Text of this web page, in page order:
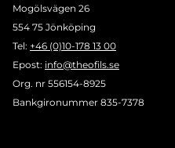
Mogölsvägen 26
554 75 Jönköping
Tel: +46 (0)10-178 13 00
Epost: info@theofils.se
Org. nr 556154-8925
Bankgironummer 835-7378